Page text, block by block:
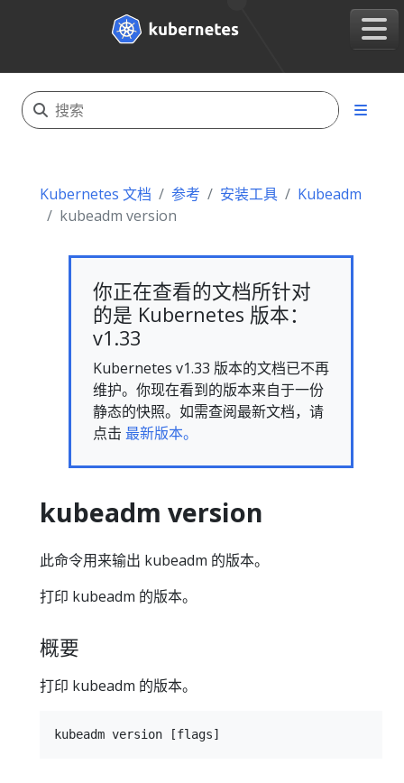
Kubernetes 文档 参考 安装工具
Kubeadm
kubeadm version
你正在查看的文档所针对
的是 Kubernetes 版本：
v1.33
Kubernetes v1.33 版本的文档已不再
维护。你现在看到的版本来自于一份
静态的快照。如需查阅最新文档，请
点击 最新版本。
kubeadm version
此命令用来输出 kubeadm 的版本。
打印 kubeadm 的版本。
概要
打印 kubeadm 的版本。